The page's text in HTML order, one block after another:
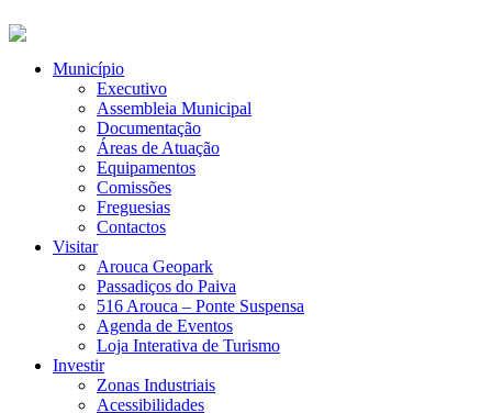
Município
Executivo
Assembleia Municipal
Documentação
Áreas de Atuação
Equipamentos
Comissões
Freguesias
Contactos
Visitar
Arouca Geopark
Passadiços do Paiva
516 Arouca – Ponte Suspensa
Agenda de Eventos
Loja Interativa de Turismo
Investir
Zonas Industriais
Acessibilidades